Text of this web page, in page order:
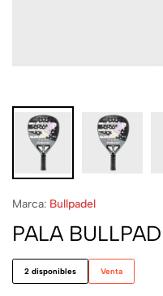
Marca: Bullpadel
PALA
2 disponibles Venta